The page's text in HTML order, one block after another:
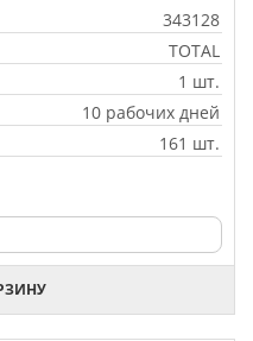
343128
TOTAL
1 шт.
10 рабочих дней
161 шт.